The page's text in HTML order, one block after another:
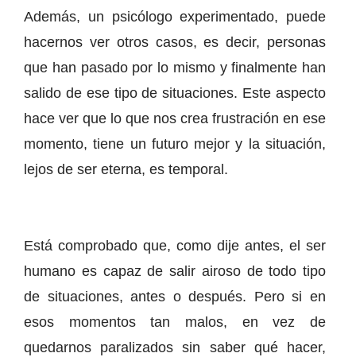
Además, un psicólogo experimentado, puede
hacernos ver otros casos, es decir, personas
que han pasado por lo mismo y finalmente han
salido de ese tipo de situaciones. Este aspecto
hace ver que lo que nos crea frustración en ese
momento, tiene un futuro mejor y la situación,
lejos de ser eterna, es temporal.
Está comprobado que, como dije antes, el ser
humano es capaz de salir airoso de todo tipo
de situaciones, antes o después. Pero si en
esos momentos tan malos, en vez de
quedarnos paralizados sin saber qué hacer,